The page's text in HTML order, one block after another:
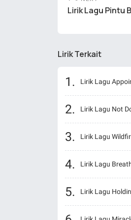
Lirik Lagu Pintu
Lirik Terkait
Lirik Lagu
Lirik Lagu Not
Lirik Lagu
Lirik Lagu
Lirik Lagu